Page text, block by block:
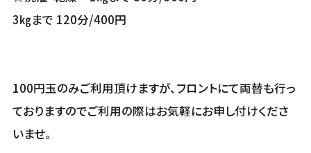
3㎏まで 120分/400円
100円玉のみご利用頂けますが、フロントにて両替も行っ
ておりますのでご利用の際はお気軽にお申し付けくださ
いませ。